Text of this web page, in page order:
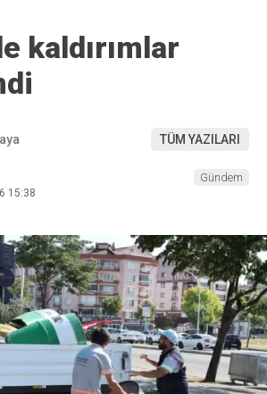
kaldırımlar
TÜM YAZILARI
15:38
Gündem